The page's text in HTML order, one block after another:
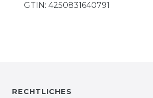
GTIN: 4250831640791
RECHTLICHES